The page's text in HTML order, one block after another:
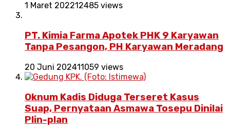
1 Maret 202212485 views
PT. Kimia Farma Apotek PHK 9 Karyawan
Tanpa Pesangon, PH Karyawan Meradang
20 Juni 202411059 views
Oknum Kadis Diduga Terseret Kasus
Suap, Pernyataan Asmawa Tosepu Dinilai
Plin-plan